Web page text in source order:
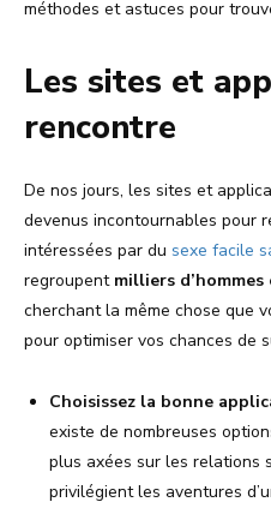
méthodes et astuces pour
Les sites et
rencontre
De nos jours, les sites et
devenus incontournables pour
intéressées par du sexe facile
regroupent milliers
cherchant la même chose que
pour optimiser vos chances de
Choisissez la bonne
existe de nombreuses
plus axées sur les relations
privilégient les aventures